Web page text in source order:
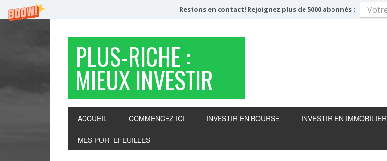
Restons en contact! Rejoignez plus de 5000 abonnés :
PLUS-RICHE :
MIEUX INVESTIR
ACCUEIL COMMENCEZ ICI INVESTIR EN BOURSE INVESTIR EN IMMOBILIER
MES PORTEFEUILLES